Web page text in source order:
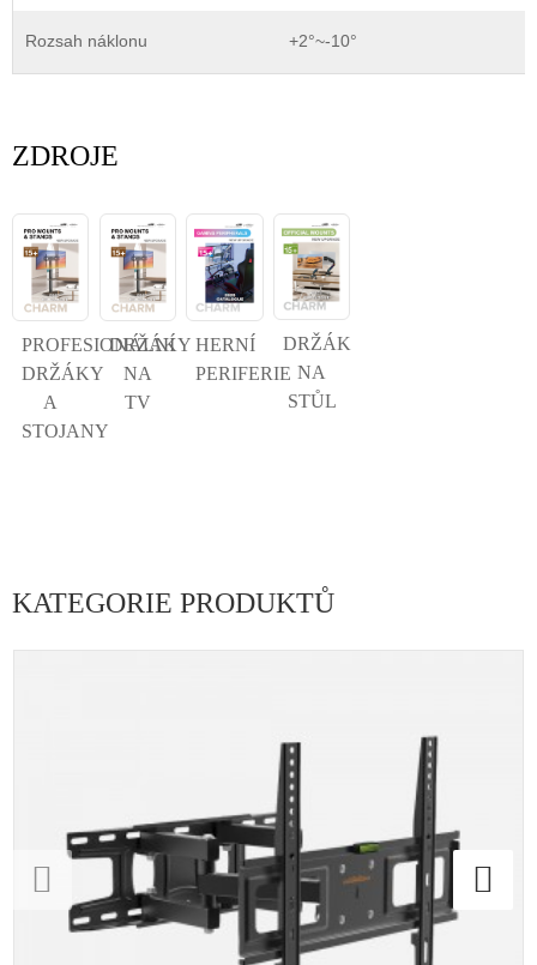
Rozsah náklonu +2°~-10°
ZDROJE
PROFESIONÁLNÍ
DRŽÁKY
A
STOJANY
DRŽÁKY
NA
TV
HERNÍ
PERIFERIE
DRŽÁK
NA
STŮL
KATEGORIE PRODUKTŮ